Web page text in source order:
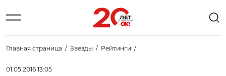
Главная страница Звезды Рейтинги
01.05.2016 13:05